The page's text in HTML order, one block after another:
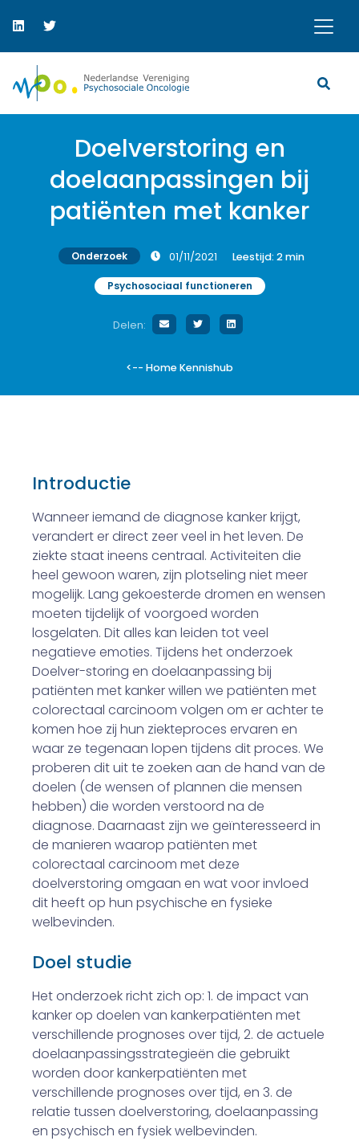
Doelverstoring en
doelaanpassingen bij
patiënten met kanker
Onderzoek 01/11/2021 Leestijd: 2min
Psychosociaal functioneren
Delen:
<-- Home Kennishub
Introductie
Wanneer iemand de diagnose kanker krijgt,
verandert er direct zeer veel in het leven. De
ziekte staat ineens centraal. Activiteiten die
heel gewoon waren, zijn plotseling niet meer
mogelijk. Lang ge­koesterde dromen en wensen
moeten tijdelijk of voorgoed worden
losgelaten. Dit alles kan leiden tot veel
negatieve emoties. Tijdens het onderzoek
Doelver-storing en doelaanpassing bij
patiënten met kanker willen we patiënten met
co­lorectaal carcinoom volgen om er achter te
komen hoe zij hun ziekteproces erva­ren en
waar ze tegenaan lopen tijdens dit proces. We
proberen dit uit te zoeken aan de hand van de
doelen (de wensen of plannen die mensen
hebben) die worden verstoord na de
diagnose. Daarnaast zijn we geïnteresseerd in
de manie­ren waarop patiënten met
colorectaal carcinoom met deze
doelverstoring omgaan en wat voor invloed
dit heeft op hun psychische en fysieke
welbevinden.
Doel studie
Het onderzoek richt zich op: 1. de impact van
kanker op doelen van kankerpatiënten met
verschillende prognoses over tijd, 2. de actuele
doelaanpassingsstrategieën die gebruikt
worden door kankerpatiënten met
verschillende progno­ses over tijd, en 3. de
relatie tussen doelverstoring, doelaanpassing
en psychisch en fysiek welbevinden.